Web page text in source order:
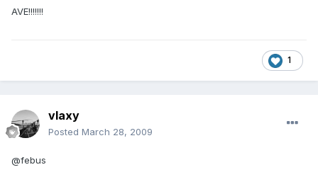
AVE!!!!!!!
1
vlaxy
Posted March 28, 2009
@febus